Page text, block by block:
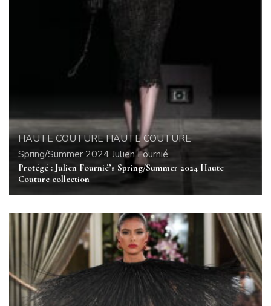
HAUTE COUTUREHAUTE COUTURE
Spring/Summer 2024 Julien Fournié
Protégé : Julien Fournié’s Spring/Summer 2024 Haute
Couture collection